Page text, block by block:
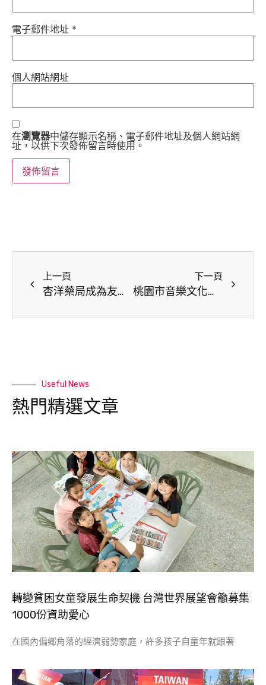
電子郵件地址 *
個人網站網址
在瀏覽器中儲存顯示名稱、電子郵件地址及個人網站網
址，以供下次發佈留言時使用。
上一頁
​杏洋藥局成為友善藥局 為民眾把關健康
下一頁
桃園市音樂文化協會助清寒學子圓夢 公益教育理念擴及各地
Useful News
熱門精選文章
轉變貧困女童發展生命契機 台灣世界展望會籲募集
1000份資助愛心
在國內偏鄉角落的經濟弱勢家庭，許多孩子自童年就跟著